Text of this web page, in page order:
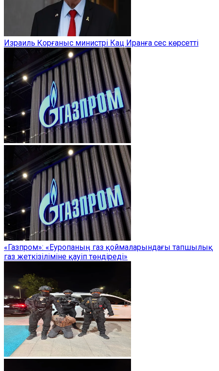
Израиль Қорғаныс министрі Кац Иранға сес көрсетті
«Газпром»: «Еуропаның газ қоймаларындағы тапшылық
газ жеткізіліміне қауіп төндіреді»